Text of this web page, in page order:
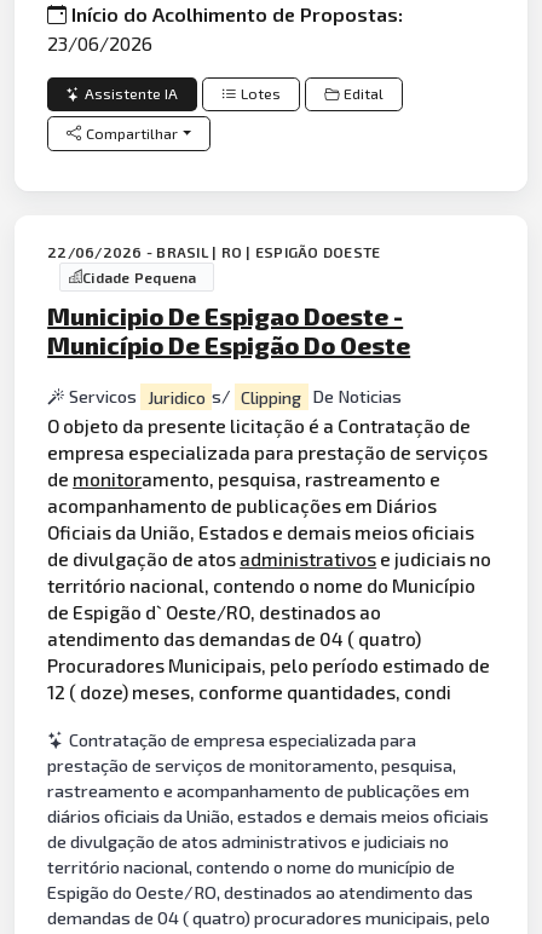
Início do Acolhimento de Propostas:
23/06/2026
Assistente IA Lotes Edital
Compartilhar
22/06/2026 - BRASIL | RO | ESPIGÃO DOESTE
Cidade Pequena
Municipio De Espigao Doeste -
Município De Espigão Do Oeste
Servicos Juridico s/ Clipping De Noticias
O objeto da presente licitação é a Contratação de
empresa especializada para prestação de serviços
de monitoramento, pesquisa, rastreamento e
acompanhamento de publicações em Diários
Oficiais da União, Estados e demais meios oficiais
de divulgação de atos administrativos e judiciais no
território nacional, contendo o nome do Município
de Espigão d` Oeste/RO, destinados ao
atendimento das demandas de 04 ( quatro)
Procuradores Municipais, pelo período estimado de
12 ( doze) meses, conforme quantidades, condi
Contratação de empresa especializada para
prestação de serviços de monitoramento, pesquisa,
rastreamento e acompanhamento de publicações em
diários oficiais da União, estados e demais meios oficiais
de divulgação de atos administrativos e judiciais no
território nacional, contendo o nome do município de
Espigão do Oeste/RO, destinados ao atendimento das
demandas de 04 ( quatro) procuradores municipais, pelo